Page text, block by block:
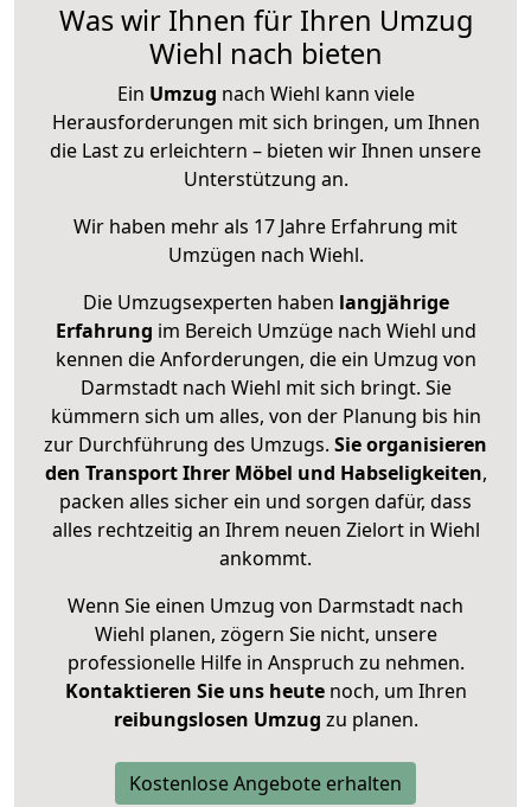
Was wir Ihnen für Ihren Umzug
Wiehl nach bieten
Ein Umzug nach Wiehl kann viele
Herausforderungen mit sich bringen, um Ihnen
die Last zu erleichtern – bieten wir Ihnen unsere
Unterstützung an.
Wir haben mehr als 17 Jahre Erfahrung mit
Umzügen nach Wiehl.
Die Umzugsexperten haben langjährige
Erfahrung im Bereich Umzüge nach Wiehl und
kennen die Anforderungen, die ein Umzug von
Darmstadt nach Wiehl mit sich bringt. Sie
kümmern sich um alles, von der Planung bis hin
zur Durchführung des Umzugs. Sie organisieren
den Transport Ihrer Möbel und Habseligkeiten,
packen alles sicher ein und sorgen dafür, dass
alles rechtzeitig an Ihrem neuen Zielort in Wiehl
ankommt.
Wenn Sie einen Umzug von Darmstadt nach
Wiehl planen, zögern Sie nicht, unsere
professionelle Hilfe in Anspruch zu nehmen.
Kontaktieren Sie uns heutenoch, um Ihren
reibungslosen Umzug zu planen.
Kostenlose Angebote erhalten